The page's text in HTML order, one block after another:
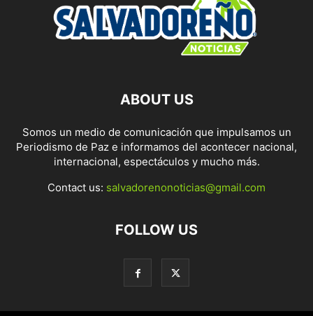
ABOUT US
Somos un medio de comunicación que impulsamos un
Periodismo de Paz e informamos del acontecer nacional,
internacional, espectáculos y mucho más.
Contact us: salvadorenonoticias@gmail.com
FOLLOW US